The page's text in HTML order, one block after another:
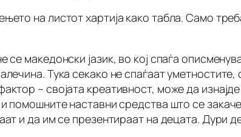
на листот хартија како табла. Само
се македонски јазик, во кој спаѓа
Тука секако не спаѓаат
– својата креативност, може да
помошните наставни средства што се
и да им се презентираат на децата. Дури